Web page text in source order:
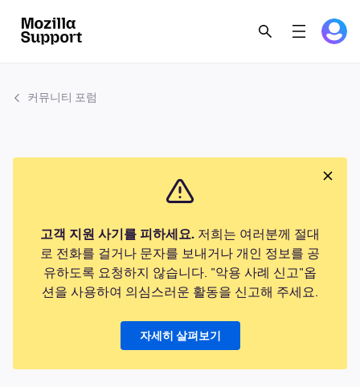
커뮤니티 포럼
고객 지원 사기를 피하세요. 저희는 여러분께 절대
로 전화를 걸거나 문자를 보내거나 개인 정보를 공
유하도록 요청하지 않습니다. "악용 사례 신고"옵
션을 사용하여 의심스러운 활동을 신고해 주세요.
자세히 살펴보기